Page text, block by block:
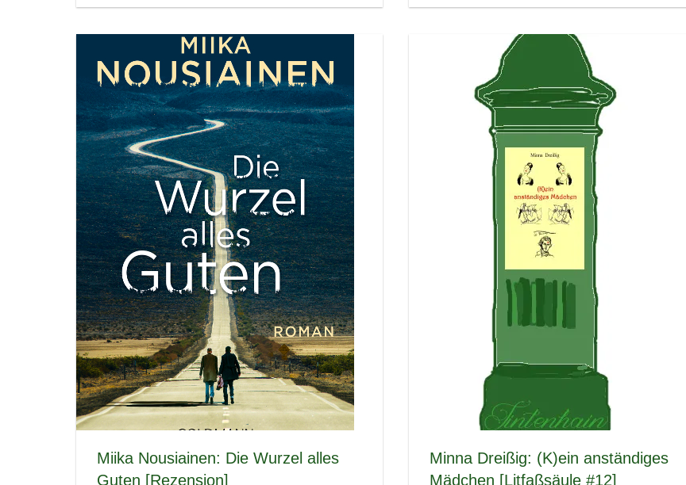
Miika Nousiainen: Die Wurzel alles
Guten [Rezension]
Minna Dreißig: (K)ein anständiges
Mädchen [Litfaßsäule #12]